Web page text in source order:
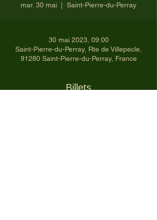
mar. 30 mai Saint-Pierre-du-Perray
30 mai 2023, 09:00
Saint-Pierre-du-Perray, Rte de Villepecle,
91280 Saint-Pierre-du-Perray, France
Billets